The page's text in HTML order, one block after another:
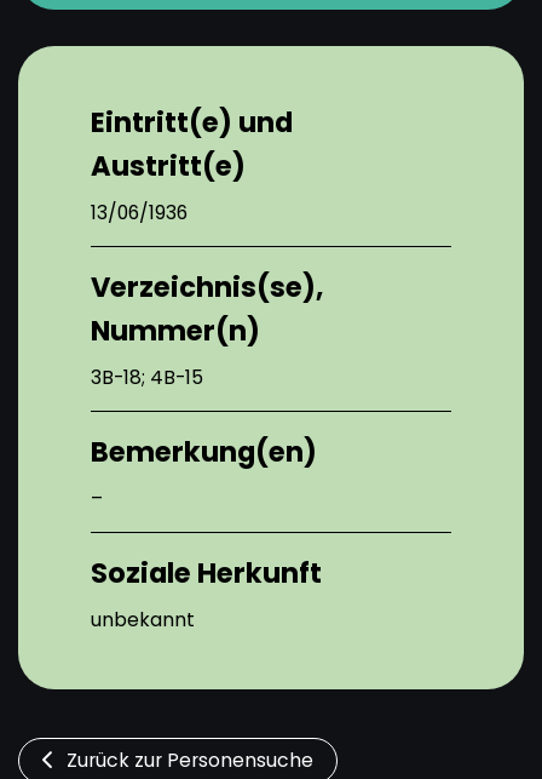
Eintritt(e) und
Austritt(e)
13/06/1936
Verzeichnis(se),
Nummer(n)
3B-18; 4B-15
Bemerkung(en)
–
Soziale Herkunft
unbekannt
Zurück zur Personensuche